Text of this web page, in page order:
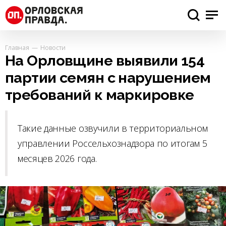
Главная Новости
На Орловщине выявили 154
партии семян с нарушением
требований к маркировке
Такие данные озвучили в территориальном
управлении Россельхознадзора по итогам 5
месяцев 2026 года.